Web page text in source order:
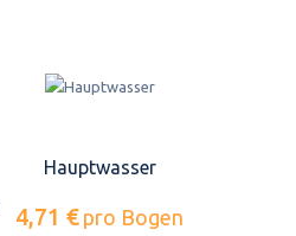
Hauptwasser
4,71 € pro Bogen